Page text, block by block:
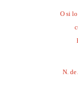
O si
N.